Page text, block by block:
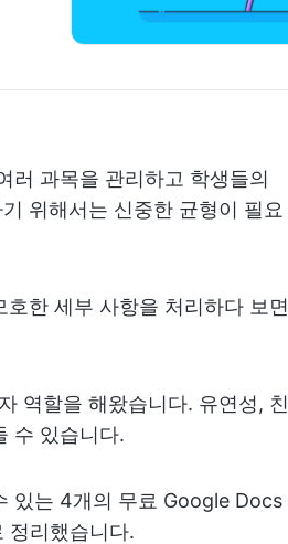
러 과목을 관리하고 학생들의
위해서는 신중한 균형이 필요
한 세부 사항을 처리하다 보면
역할을 해왔습니다. 유연성, 친
수 있습니다.
있는 4개의 무료 Google Docs
정리했습니다.